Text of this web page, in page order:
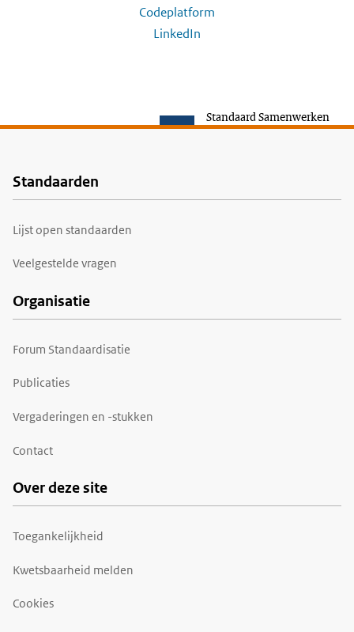
Codeplatform
LinkedIn
Standaard Samenwerken
Voet
Standaarden
Lijst open standaarden
Veelgestelde vragen
Organisatie
Forum Standaardisatie
Publicaties
Vergaderingen en -stukken
Contact
Over deze site
Toegankelijkheid
Kwetsbaarheid melden
Cookies